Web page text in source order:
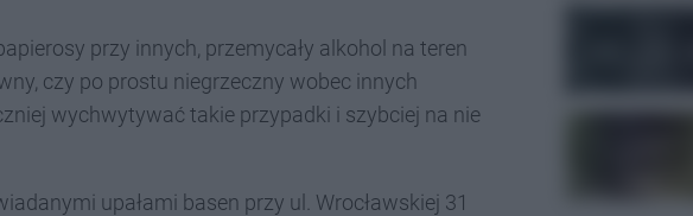
przy innych, przemycały alkohol na teren
czy po prostu niegrzeczny wobec innych
wychwytywać takie przypadki i szybciej na nie
upałami basen przy ul. Wrocławskiej 31